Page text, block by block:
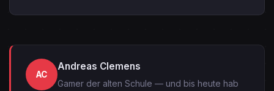
AC
Andreas Clemens
Gamer der alten Schule — und bis heute hab